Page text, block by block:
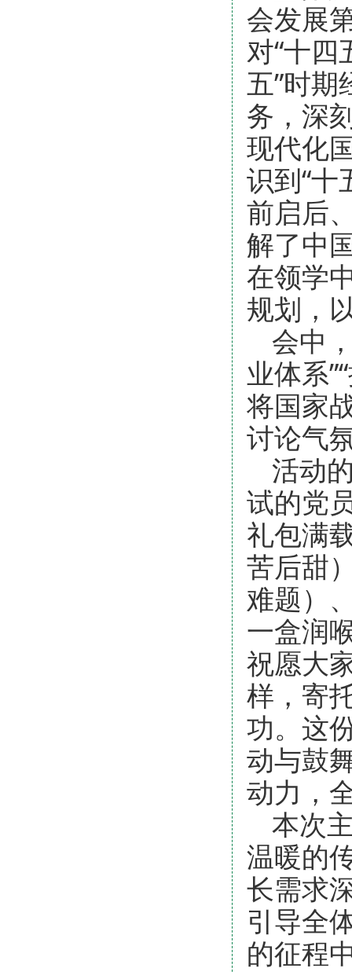
会发展
对“十四
五”时
务，深
现代化
识到“十
前启后
解了中
在领学
规划，
会中
业体系
将国家
讨论气
活动
试的党
礼包满
苦后甜
难题）
一盒润
祝愿大
样，寄
功。这
动与鼓
动力，
本次
温暖的
长需求
引导全
的征程